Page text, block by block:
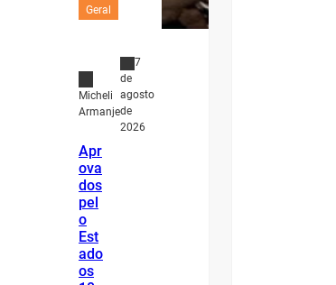
Geral
Micheli
Armanje
7
de
agosto
de
2026
Apr
ova
dos
pel
o
Est
ado
os